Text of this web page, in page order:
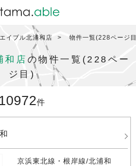
エイブル北浦和店 物件一覧(228ページ
和店 の物件一覧(228ペー
ジ目)
10972件
和
京浜東北線・根岸線/北浦和